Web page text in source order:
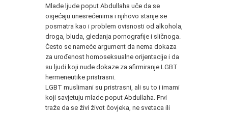
Mlade ljude poput Abdullaha uče da se
osjećaju unesrećenima i njihovo stanje se
posmatra kao i problem ovisnosti od alkohola,
droga, bluda, gledanja pornografije i sličnoga.
Često se nameće argument da nema dokaza
za urođenost homoseksualne orijentacije i da
su ljudi koji nude dokaze za afirmiranje LGBT
hermeneutike pristrasni.
LGBT muslimani su pristrasni, ali su to i imami
koji savjetuju mlade poput Abdullaha. Prvi
traže da se živi život čovjeka, ne svetaca ili